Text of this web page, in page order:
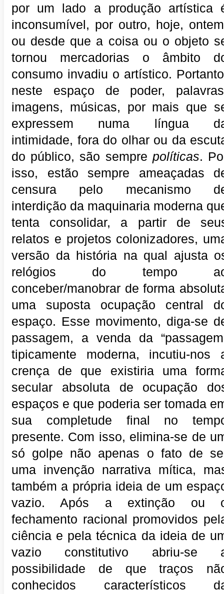
por um lado a produção artística
inconsumível, por outro, hoje,
ou desde que a coisa ou o objeto
tornou mercadorias o âmbito
consumo invadiu o artístico.
neste espaço de poder,
imagens, músicas, por mais que
expressem numa língua
intimidade, fora do olhar ou da
do público, são sempre políticas.
isso, estão sempre ameaçadas
censura pelo mecanismo
interdição da maquinaria moderna
tenta consolidar, a partir de
relatos e projetos colonizadores,
versão da história na qual ajusta
relógios do tempo
conceber/manobrar de forma
uma suposta ocupação central
espaço. Esse movimento, diga-se
passagem, a venda da
tipicamente moderna, incutiu-nos
crença de que existiria uma
secular absoluta de ocupação
espaços e que poderia ser tomada
sua completude final no
presente. Com isso, elimina-se de
só golpe não apenas o fato de
uma invenção narrativa mítica,
também a própria ideia de um
vazio. Após a extinção ou
fechamento racional promovidos
ciência e pela técnica da ideia de
vazio constitutivo abriu-se
possibilidade de que traços
conhecidos característicos